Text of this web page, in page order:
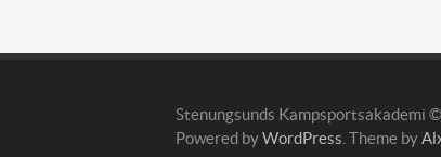
Stenungsunds Kampsportsakademi
Powered byWordPress . Theme by